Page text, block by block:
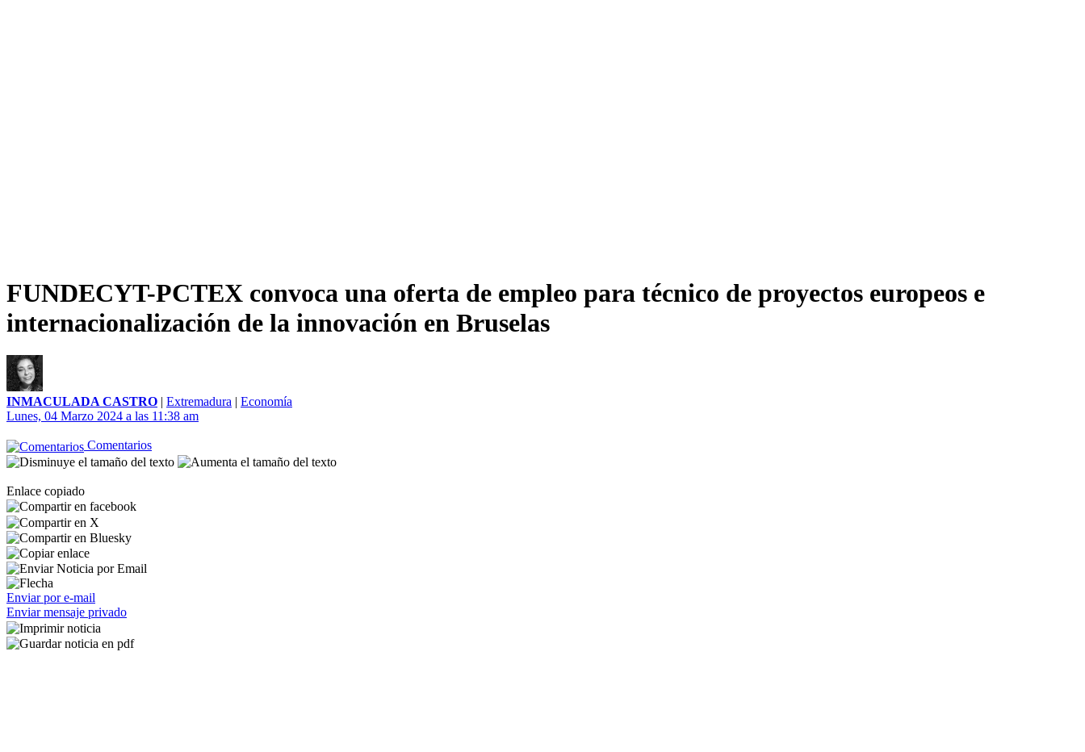
FUNDECYT-PCTEX convoca una oferta de empleo para técnico de proyectos europeos e
internacionalización de la innovación en Bruselas
INMACULADA CASTRO | Extremadura | Economía
Lunes, 04 Marzo 2024 a las 11:38 am
Comentarios
Enlace copiado
Enviar por e-mail
Enviar mensaje privado